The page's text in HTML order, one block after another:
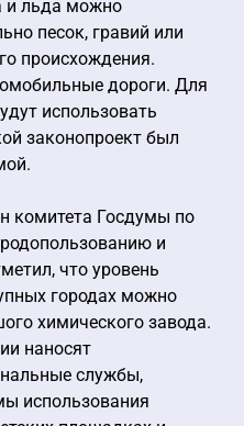
и льда можно
песок, гравий или
происхождения.
дороги. Для
использовать
законопроект был
комитета Госдумы по
и
что уровень
городах можно
химического завода.
наносят
службы,
использования